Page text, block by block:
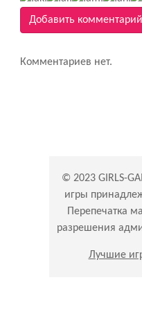
Добавить комментарий
Комментариев нет.
© 2023 GIRLS-
игры
Перепечатка
разрешения
Лучшие